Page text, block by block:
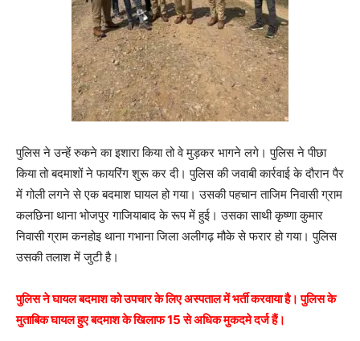
पुलिस ने उन्हें रुकने का इशारा किया तो वे मुड़कर भागने लगे। पुलिस ने पीछा
किया तो बदमाशों ने फायरिंग शुरू कर दी। पुलिस की जवाबी कार्रवाई के दौरान पैर
में गोली लगने से एक बदमाश घायल हो गया। उसकी पहचान ताजिम निवासी ग्राम
कलछिना थाना भोजपुर गाजियाबाद के रूप में हुई। उसका साथी कृष्णा कुमार
निवासी ग्राम कनहोइ थाना गभाना जिला अलीगढ़ मौके से फरार हो गया। पुलिस
उसकी तलाश में जुटी है।
पुलिस ने घायल बदमाश को उपचार के लिए अस्पताल में भर्ती करवाया है। पुलिस के
मुताबिक घायल हुए बदमाश के खिलाफ 15 से अधिक मुकदमे दर्ज हैं।